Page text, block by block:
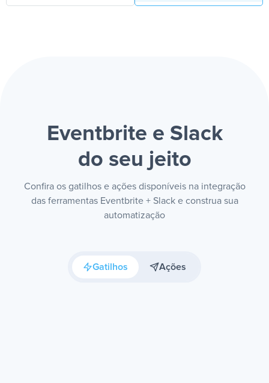
Eventbrite e Slack
do seu jeito
Confira os gatilhos e ações disponíveis na integração
das ferramentas Eventbrite + Slack e construa sua
automatização
Gatilhos Ações